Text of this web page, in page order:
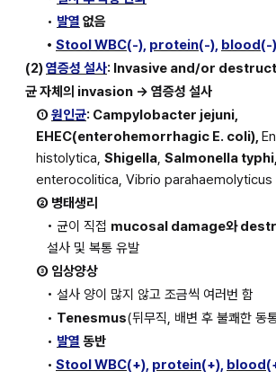
• 발열 없음
• Stool WBC(-), protein(-), blood(-)
(2) 염증성 설사: Invasive and/or
균 자체의 invasion → 염증성 설사
① 원인균: Campylobacter jejuni,
EHEC(enterohemorrhagic E. coli),
histolytica, Shigella, Salmonella typhi,
enterocolitica, Vibrio parahaemolyticus
② 병태생리
• 균이 직접 mucosal damage와
설사 및 복통 유발
③ 임상양상
• 설사 양이 많지 않고 조금씩 여러번 함
• Tenesmus(뒤무직, 배변 후 불쾌한 동
• 발열 동반
• Stool WBC(+), protein(+), blood